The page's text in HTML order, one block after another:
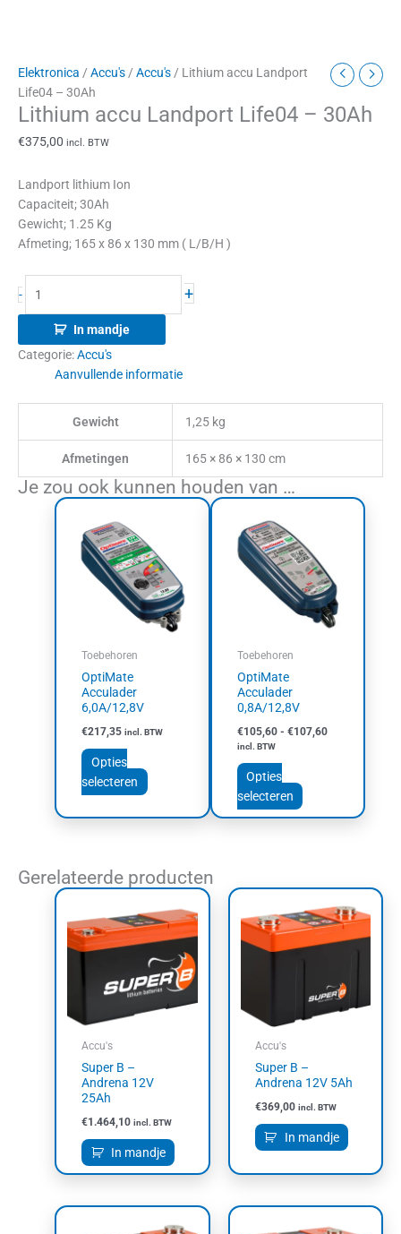
Elektronica / Accu's / Accu's / Lithium accu Landport
Life04 – 30Ah
Lithium accu Landport Life04 – 30Ah
€375,00 incl. BTW
Landport lithium Ion
Capaciteit; 30Ah
Gewicht; 1.25 Kg
Afmeting; 165 x 86 x 130 mm ( L/B/H )
- +
In mandje
Categorie:Accu's
Aanvullende informatie
Gewicht 1,25 kg
Afmetingen 165 × 86 × 130 cm
Je zou ook kunnen houden van …
Toebehoren
OptiMate
Acculader
6,0A/12,8V
€217,35 incl. BTW
Opties
selecteren
heeft
meerdere
variaties.
Deze
optie
Toebehoren
OptiMate
Acculader
0,8A/12,8V
€105,60 - €107,60
Prijsklasse:
incl. BTW
Opties
selecteren
heeft
meerdere
variaties.
Deze
optie
de
Gerelateerde producten
Accu's
Super B –
Andrena 12V
25Ah
€1.464,10 incl. BTW
In mandje
Accu's
Super B –
Andrena 12V 5Ah
€369,00 incl. BTW
In mandje